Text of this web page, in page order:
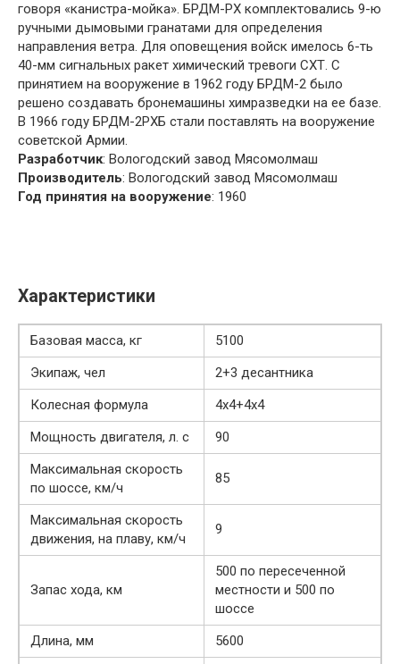
говоря «канистра-мойка». БРДМ-РХ комплектовались 9-ю
ручными дымовыми гранатами для определения
направления ветра. Для оповещения войск имелось 6-ть
40-мм сигнальных ракет химический тревоги СХТ. С
принятием на вооружение в 1962 году БРДМ-2 было
решено создавать бронемашины химразведки на ее базе.
В 1966 году БРДМ-2РХБ стали поставлять на вооружение
советской Армии.
Разработчик: Вологодский завод Мясомолмаш
Производитель: Вологодский завод Мясомолмаш
Год принятия на вооружение: 1960
Характеристики
Базовая масса, кг
5100
Экипаж, чел
2+3 десантника
Колесная формула
4х4+4х4
Мощность двигателя, л. с
90
Максимальная скорость
по шоссе, км/ч
85
Максимальная скорость
движения, на плаву, км/ч
9
Запас хода, км
500 по пересеченной
местности и 500 по
шоссе
Длина, мм
5600